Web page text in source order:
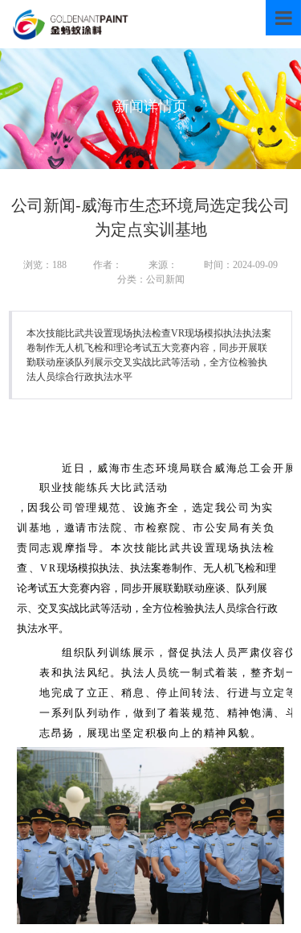
首
关
产
技
环
新闻详情页
公司新闻-威海市生态环境局选定我公司
为定点实训基地
浏览： 188 作者： 来源：
时间：2024-09-09
分类：公司新闻
本次技能比武共设置现场执法检查VR现场模拟执法执法案
卷制作无人机飞检和理论考试五大竞赛内容，同步开展联
勤联动座谈队列展示交叉实战比武等活动，全方位检验执
法人员综合行政执法水平
近日，威海市生态环境局联合威海总工会开展
职业技能练兵大比武活动
， 因我公司管理规范、设施齐全，选定我公司为实
训基地， 邀请市法院、市检察院、市公安局有关负
责同志观摩指导。本次技能比武共设置现场执法检
查、VR现场模拟执法、执法案卷制作、无人机飞检和理
论考试五大竞赛内容，同步开展联勤联动座谈、队列展
示、交叉实战比武等活动，全方位检验执法人员综合行政
执法水平。
组织队列训练展示，督促执法人员严肃仪容仪
表和执法风纪。执法人员统一制式着装，整齐划一
地完成了立正、稍息、停止间转法、行进与立定等
一系列队列动作，做到了着装规范、精神饱满、斗
志昂扬，展现出坚定积极向上的精神风貌。